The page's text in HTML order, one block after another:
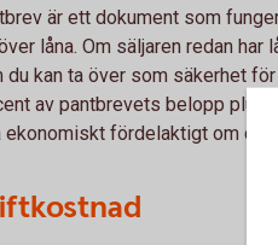
är ett dokument som
låna. Om säljaren redan
du kan ta över som säkerhet
av pantbrevets belopp plus
ekonomiskt fördelaktigt om det